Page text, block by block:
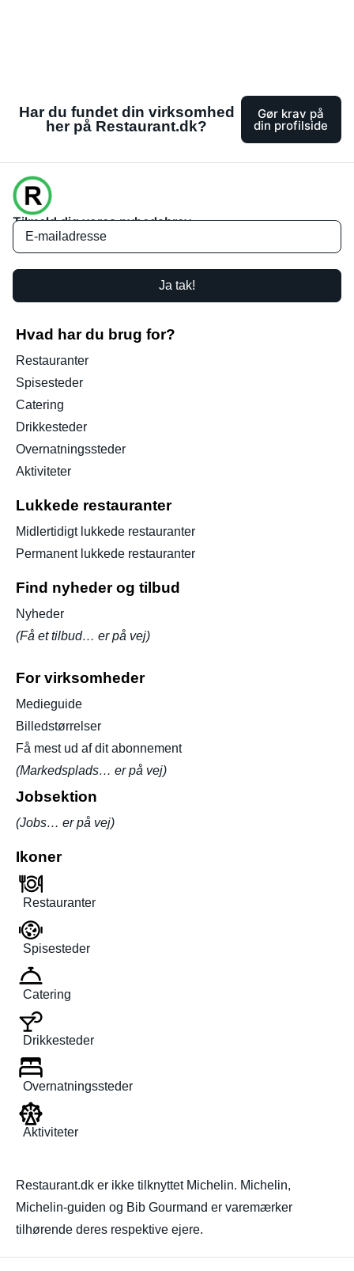
Har du fundet din virksomhed
her på Restaurant.dk?
Gør krav på
din profilside
Tilmeld dig vores nyhedsbrev
Ja tak!
Hvad har du brug for?
Restauranter
Spisesteder
Catering
Drikkesteder
Overnatningssteder
Aktiviteter
Lukkede restauranter
Midlertidigt lukkede restauranter
Permanent lukkede restauranter
Find nyheder og tilbud
Nyheder
(Få et tilbud… er på vej)
For virksomheder
Medieguide
Billedstørrelser
Få mest ud af dit abonnement
(Markedsplads… er på vej)
Jobsektion
(Jobs… er på vej)
Ikoner
Restauranter
Spisesteder
Catering
Drikkesteder
Overnatningssteder
Aktiviteter
Restaurant.dk er ikke tilknyttet Michelin. Michelin,
Michelin-guiden og Bib Gourmand er varemærker
tilhørende deres respektive ejere.